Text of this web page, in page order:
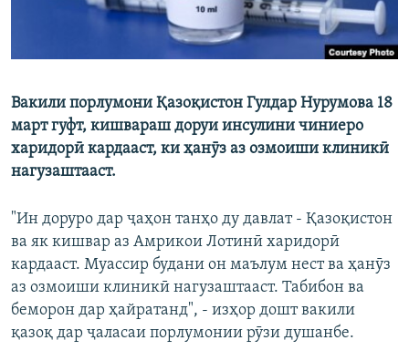
Вакили порлумони Қазоқистон Гулдар Нурумова 18
март гуфт, кишвараш доруи инсулини чиниеро
харидорӣ кардааст, ки ҳанӯз аз озмоиши клиникӣ
нагузаштааст.
"Ин доруро дар ҷаҳон танҳо ду давлат - Қазоқистон
ва як кишвар аз Амрикои Лотинӣ харидорӣ
кардааст. Муассир будани он маълум нест ва ҳанӯз
аз озмоиши клиникӣ нагузаштааст. Табибон ва
беморон дар ҳайратанд", - изҳор дошт вакили
қазоқ дар ҷаласаи порлумонии рӯзи душанбе.